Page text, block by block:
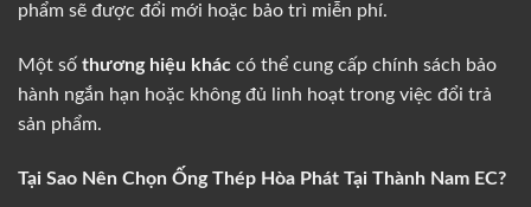
phẩm sẽ được đổi mới hoặc bảo trì miễn phí.
Một số thương hiệu khác có thể cung cấp chính sách bảo
hành ngắn hạn hoặc không đủ linh hoạt trong việc đổi trả
sản phẩm.
Tại Sao Nên Chọn Ống Thép Hòa Phát Tại Thành Nam EC?